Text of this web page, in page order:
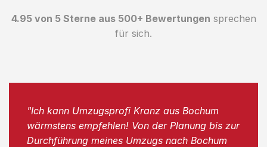
4.95 von 5 Sterne aus 500+ Bewertungen sprechen
für sich.
"Ich kann Umzugsprofi Kranz aus Bochum
wärmstens empfehlen! Von der Planung bis zur
Durchführung meines Umzugs nach Bochum